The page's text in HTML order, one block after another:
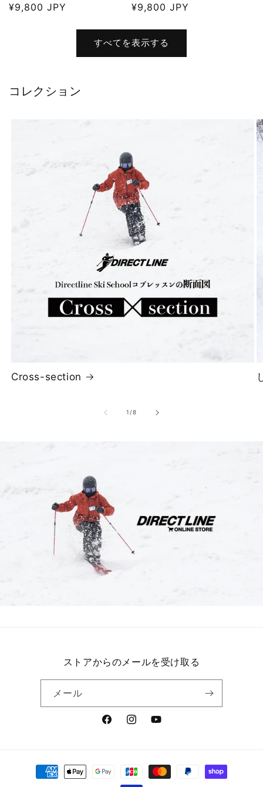
通
¥9,800 JPY
通
価
格
¥9,800 JPY
すべてを表示する
コレクション
Cross-section
1 /の
8
ストアからのメールを受け取る
メール
FacebookInstagramYouTube